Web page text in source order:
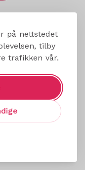
på nettstedet
tilby
trafikken vår.